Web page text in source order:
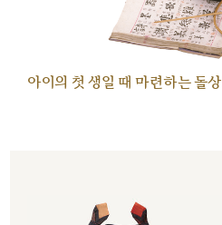
아이의 첫 생일 때 마련하는 돌상